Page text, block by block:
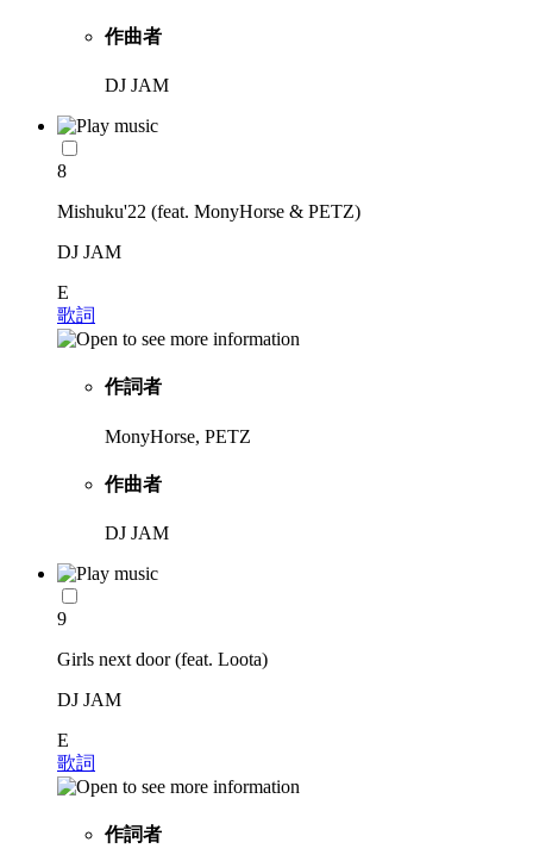
作曲者
DJ JAM
8
Mishuku'22 (feat. MonyHorse & PETZ)
DJ JAM
E
歌詞
作詞者
MonyHorse, PETZ
作曲者
DJ JAM
9
Girls next door (feat. Loota)
DJ JAM
E
歌詞
作詞者